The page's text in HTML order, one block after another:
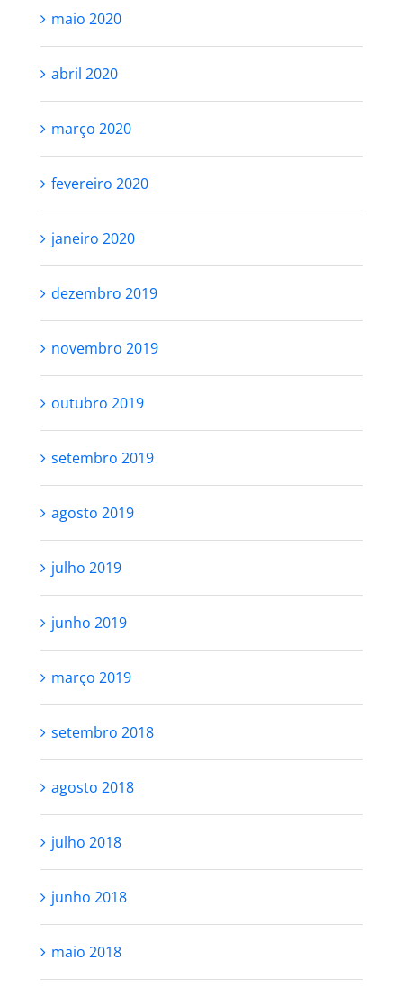
maio 2020
abril 2020
março 2020
fevereiro 2020
janeiro 2020
dezembro 2019
novembro 2019
outubro 2019
setembro 2019
agosto 2019
julho 2019
junho 2019
março 2019
setembro 2018
agosto 2018
julho 2018
junho 2018
maio 2018